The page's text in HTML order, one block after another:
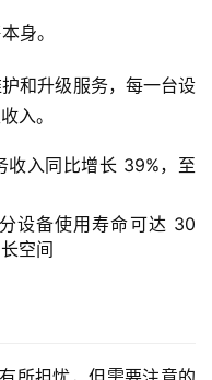
身。
和升级服务，每一台设
入。
收入同比增长 39%，至
设备使用寿命可达 30
空间